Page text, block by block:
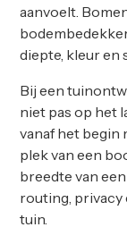
aanvoelt.
diepte, kleur en
Bij een
niet pas op het
vanaf het begin
plek van een
breedte van
routing, privacy
tuin.